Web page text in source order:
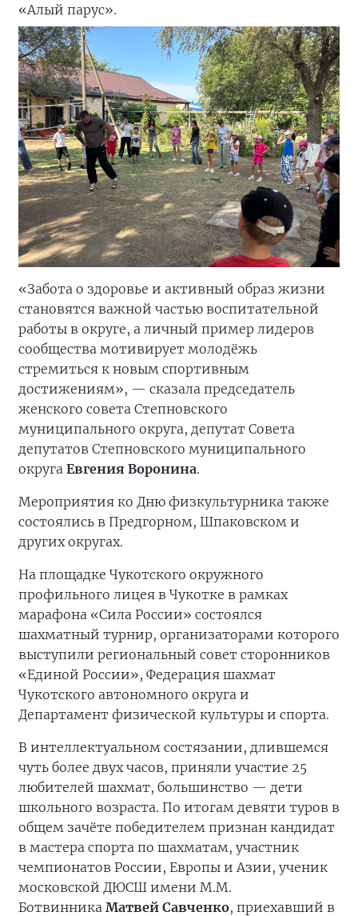
«Алый парус».
«Забота о здоровье и активный образ жизни
становятся важной частью воспитательной
работы в округе, а личный пример лидеров
сообщества мотивирует молодёжь
стремиться к новым спортивным
достижениям», — сказала председатель
женского совета Степновского
муниципального округа, депутат Совета
депутатов Степновского муниципального
округа Евгения Воронина.
Мероприятия ко Дню физкультурника также
состоялись в Предгорном, Шпаковском и
других округах.
На площадке Чукотского окружного
профильного лицея в Чукотке в рамках
марафона «Сила России» состоялся
шахматный турнир, организаторами которого
выступили региональный совет сторонников
«Единой России», Федерация шахмат
Чукотского автономного округа и
Департамент физической культуры и спорта.
В интеллектуальном состязании, длившемся
чуть более двух часов, приняли участие 25
любителей шахмат, большинство — дети
школьного возраста. По итогам девяти туров в
общем зачёте победителем признан кандидат
в мастера спорта по шахматам, участник
чемпионатов России, Европы и Азии, ученик
московской ДЮСШ имени М.М.
Ботвинника Матвей Савченко, приехавший в